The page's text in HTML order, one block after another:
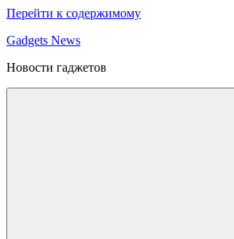
Перейти к содержимому
Gadgets News
Новости гаджетов